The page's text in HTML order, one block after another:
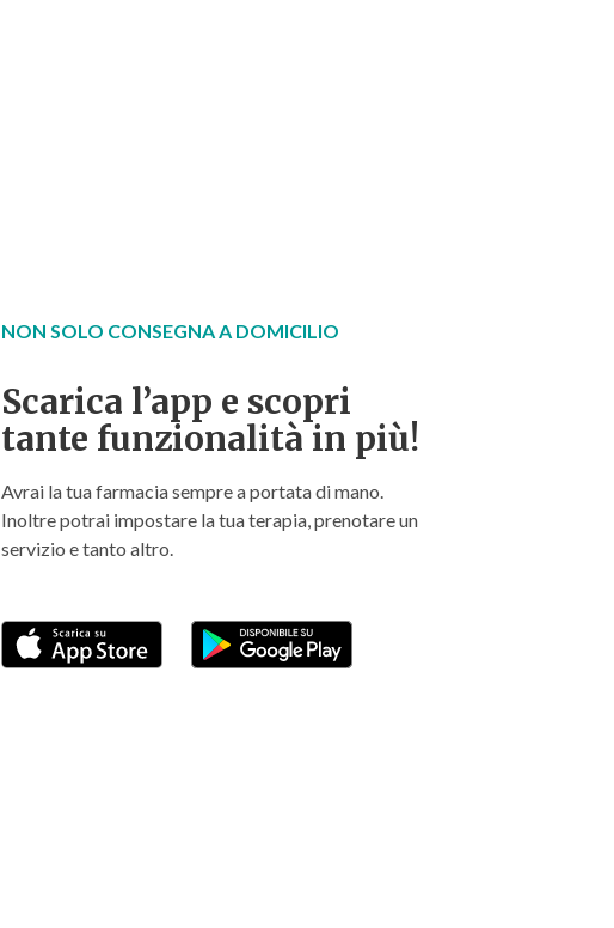
NON SOLO CONSEGNA A DOMICILIO
Scarica l’app e scopri
tante funzionalità in più!
Avrai la tua farmacia sempre a portata di mano.
Inoltre potrai impostare la tua terapia, prenotare un
servizio e tanto altro.